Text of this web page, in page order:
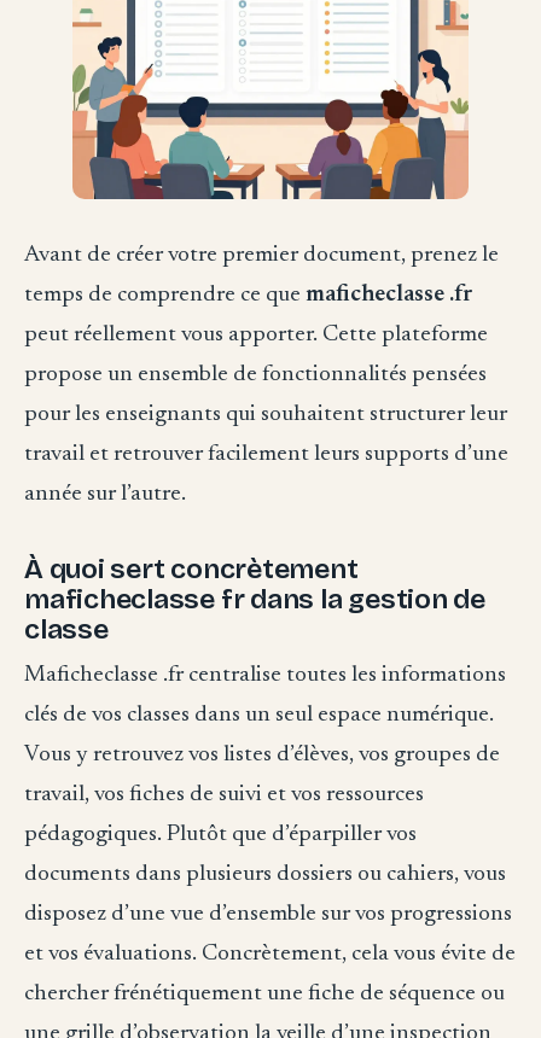
Avant de créer votre premier document, prenez le
temps de comprendre ce que maficheclasse .fr
peut réellement vous apporter. Cette plateforme
propose un ensemble de fonctionnalités pensées
pour les enseignants qui souhaitent structurer leur
travail et retrouver facilement leurs supports d’une
année sur l’autre.
À quoi sert concrètement
maficheclasse fr dans la gestion de
classe
Maficheclasse .fr centralise toutes les informations
clés de vos classes dans un seul espace numérique.
Vous y retrouvez vos listes d’élèves, vos groupes de
travail, vos fiches de suivi et vos ressources
pédagogiques. Plutôt que d’éparpiller vos
documents dans plusieurs dossiers ou cahiers, vous
disposez d’une vue d’ensemble sur vos progressions
et vos évaluations. Concrètement, cela vous évite de
chercher frénétiquement une fiche de séquence ou